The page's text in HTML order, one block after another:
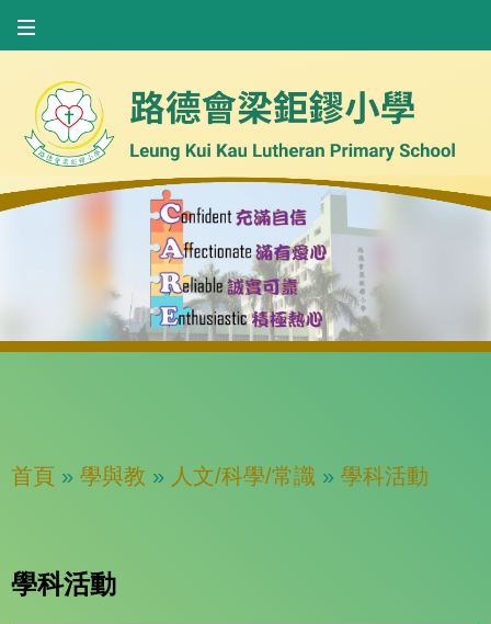
首頁 » 學與教 » 人文/科學/常識 » 學科活動
學科活動